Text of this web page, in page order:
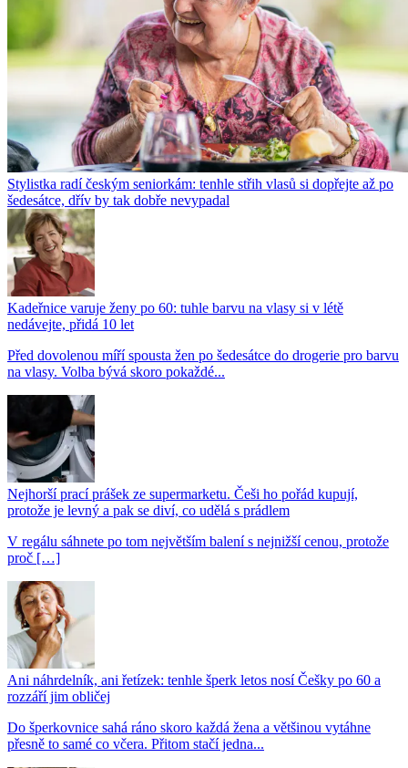
Stylistka radí českým seniorkám: tenhle střih vlasů si dopřejte až po
šedesátce, dřív by tak dobře nevypadal
Kadeřnice varuje ženy po 60: tuhle barvu na vlasy si v létě
nedávejte, přidá 10 let
Před dovolenou míří spousta žen po šedesátce do drogerie pro barvu
na vlasy. Volba bývá skoro pokaždé...
Nejhorší prací prášek ze supermarketu. Češi ho pořád kupují,
protože je levný a pak se diví, co udělá s prádlem
V regálu sáhnete po tom největším balení s nejnižší cenou, protože
proč […]
Ani náhrdelník, ani řetízek: tenhle šperk letos nosí Češky po 60 a
rozzáří jim obličej
Do šperkovnice sahá ráno skoro každá žena a většinou vytáhne
přesně to samé co včera. Přitom stačí jedna...